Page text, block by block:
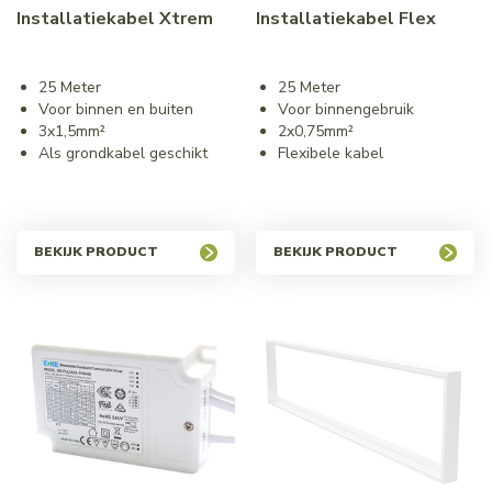
Installatiekabel Xtrem
25 Meter
Voor binnen en buiten
3x1,5mm²
Als grondkabel geschikt
BEKIJK PRODUCT
Installatiekabel Flex
25 Meter
Voor binnengebruik
2x0,75mm²
Flexibele kabel
BEKIJK PRODUCT